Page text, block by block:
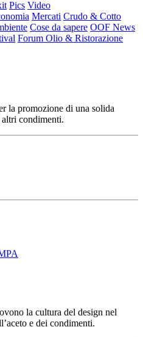
Pics Video
Mercati Crudo & Cotto
Cose da sapere OOF News
Forum Olio & Ristorazione
la promozione di una solida
condimenti.
la cultura del design nel
e dei condimenti.